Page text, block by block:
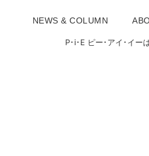
NEWS & COLUMN
P･i･E ピー･アイ･イー